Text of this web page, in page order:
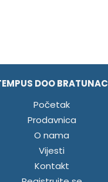
DOO BRATUNAC
Početak
Prodavnica
O nama
Vijesti
Kontakt